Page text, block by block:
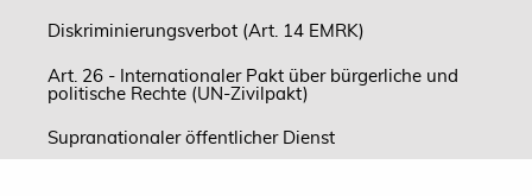
Diskriminierungsverbot (Art. 14 EMRK)
Art. 26 - Internationaler Pakt über bürgerliche und
politische Rechte (UN-Zivilpakt)
Supranationaler öffentlicher Dienst